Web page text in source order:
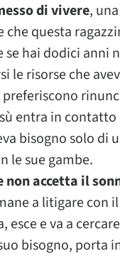
di vivere,
questa
hai dodici anni
le risorse che
entra in contatto
bisogno solo di
le sue gambe.
non accetta il
a litigare con
e va a
bisogno, porta